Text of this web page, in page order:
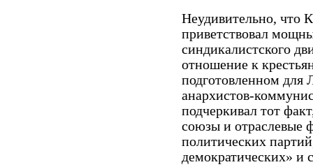
Неудивительно, что
приветствовал
синдикалистского
отношение к
подготовленном для
анархистов-
подчеркивал тот
союзы и отраслевые
политических
демократических» и